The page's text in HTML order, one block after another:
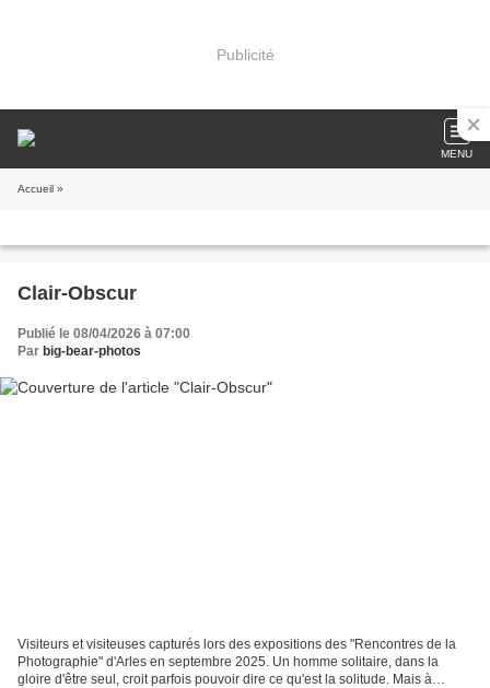
Publicité
MENU
Accueil »
Clair-Obscur
Publié le 08/04/2026 à 07:00
Par big-bear-photos
Visiteurs et visiteuses capturés lors des expositions des "Rencontres de la
Photographie" d'Arles en septembre 2025. Un homme solitaire, dans la
gloire d'être seul, croit parfois pouvoir dire ce qu'est la solitude. Mais à